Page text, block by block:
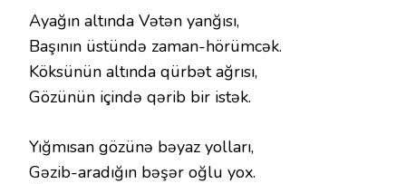
Ayağın altında Vətən yanğısı,
Başının üstündə zaman-hörümcək.
Köksünün altında qürbət ağrısı,
Gözünün içində qərib bir istək.
Yığmısan gözünə bəyaz yolları,
Gəzib-aradığın bəşər oğlu yox.